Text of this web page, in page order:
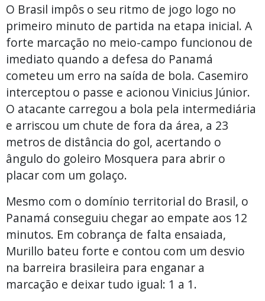
O Brasil impôs o seu ritmo de jogo logo no
primeiro minuto de partida na etapa inicial. A
forte marcação no meio-campo funcionou de
imediato quando a defesa do Panamá
cometeu um erro na saída de bola. Casemiro
interceptou o passe e acionou Vinicius Júnior.
O atacante carregou a bola pela intermediária
e arriscou um chute de fora da área, a 23
metros de distância do gol, acertando o
ângulo do goleiro Mosquera para abrir o
placar com um golaço.
Mesmo com o domínio territorial do Brasil, o
Panamá conseguiu chegar ao empate aos 12
minutos. Em cobrança de falta ensaiada,
Murillo bateu forte e contou com um desvio
na barreira brasileira para enganar a
marcação e deixar tudo igual: 1 a 1.